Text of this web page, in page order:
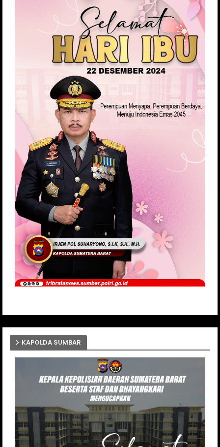
KAPOLDA SUMBAR